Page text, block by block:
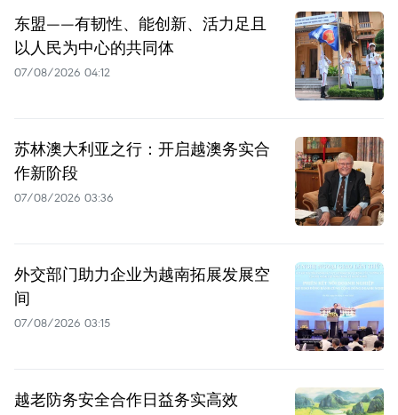
东盟——有韧性、能创新、活力足且
以人民为中心的共同体
07/08/2026 04:12
苏林澳大利亚之行：开启越澳务实合
作新阶段
07/08/2026 03:36
外交部门助力企业为越南拓展发展空
间
07/08/2026 03:15
越老防务安全合作日益务实高效